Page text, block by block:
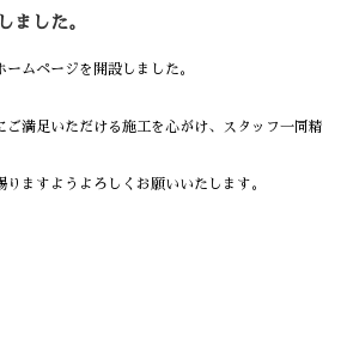
ました。
ムページを開設しました。
ご満足いただける施工を心がけ、スタッフ一同精
ますようよろしくお願いいたします。